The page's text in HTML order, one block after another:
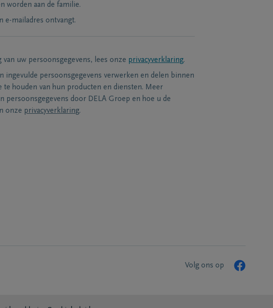
worden aan de familie.
e-mailadres ontvangt.
uw persoonsgegevens, lees onze privacyverklaring.
ingevulde persoonsgegevens verwerken en delen binnen
houden van hun producten en diensten. Meer
persoonsgegevens door DELA Groep en hoe u de
onze privacyverklaring.
Volg ons op